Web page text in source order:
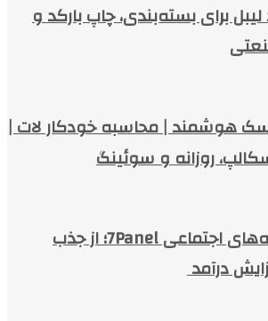
لیبل برای بسته‌بندی، چاپ بارکد و
هوشمند | محاسبه خودکار لات |
روزانه و سوئینگ
خدمات شبکه‌های اجتماعی 7Panel؛ از جذب
درآمد